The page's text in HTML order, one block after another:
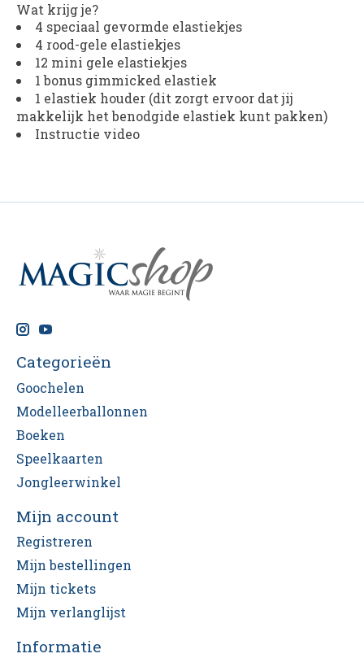
Wat krijg je?
4 speciaal gevormde elastiekjes
4 rood-gele elastiekjes
12 mini gele elastiekjes
1 bonus gimmicked elastiek
1 elastiek houder (dit zorgt ervoor dat jij
makkelijk het benodgide elastiek kunt pakken)
Instructie video
Categorieën
Goochelen
Modelleerballonnen
Boeken
Speelkaarten
Jongleerwinkel
Mijn account
Registreren
Mijn bestellingen
Mijn tickets
Mijn verlanglijst
Informatie